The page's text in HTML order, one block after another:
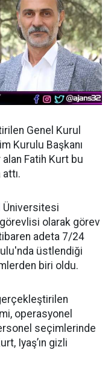
Genel Kurul
Kurulu Başkanı
alan Fatih Kurt bu
Üniversitesi
olarak görev
adeta 7/24
üstlendiği
biri oldu.
operasyonel
seçimlerinde
Iyaş’ın gizli